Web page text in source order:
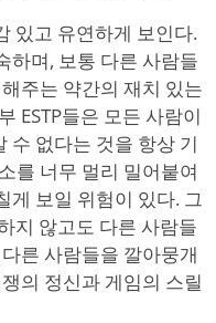
있고 유연하게 보인다.
하며, 보통 다른 사람들
주는 약간의 재치 있는
ESTP들은 모든 사람이
수 없다는 것을 항상 기
를 너무 멀리 밀어붙여
게 보일 위험이 있다. 그
지 않고도 다른 사람들
른 사람들을 깔아뭉개
의 정신과 게임의 스릴